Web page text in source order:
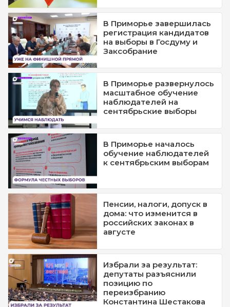
В Приморье завершилась
регистрация кандидатов
на выборы в Госдуму и
Заксобрание
В Приморье развернулось
масштабное обучение
наблюдателей на
сентябрьские выборы
В Приморье началось
обучение наблюдателей
к сентябрьским выборам
Пенсии, налоги, допуск в
дома: что изменится в
российских законах в
августе
Избрали за результат:
депутаты разъяснили
позицию по
переизбранию
Константина Шестакова